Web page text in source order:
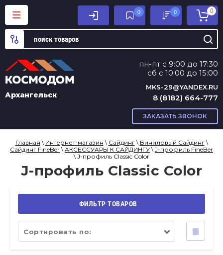
Архангельск
пн-пт с 9:00 до 17:30
сб с 10:00 до 15:00
MKS-29@YANDEX.RU
8 (8182) 664-777
ЗАКАЗАТЬ ЗВОНОК
0 0 0
Главная \ Интернет-магазин \ Сайдинг\ Виниловый Сайдинг\
Сайдинг FineBer\ АКСЕССУАРЫ К САЙДИНГУ\ J-профиль FineBer
\ J-профиль Classic Color
J-профиль Classic Color
ФИЛЬТР ТОВАРОВ
Сортировать по: